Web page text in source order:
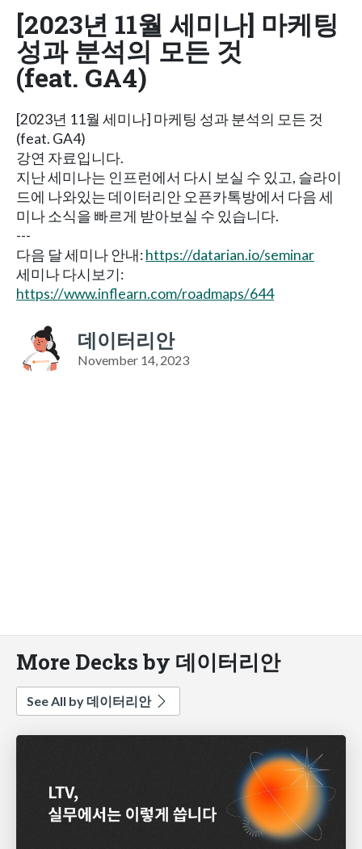
[2023년 11월 세미나] 마케팅
성과 분석의 모든 것
(feat. GA4)
[2023년 11월 세미나] 마케팅 성과 분석의 모든 것
(feat. GA4)
강연 자료입니다.
지난 세미나는 인프런에서 다시 보실 수 있고, 슬라이
드에 나와있는 데이터리안 오픈카톡방에서 다음 세
미나 소식을 빠르게 받아보실 수 있습니다.
---
다음 달 세미나 안내:https://datarian.io/seminar
세미나 다시보기:
https://www.inflearn.com/roadmaps/644
데이터리안
November 14, 2023
More Decks by 데이터리안
See All by 데이터리안